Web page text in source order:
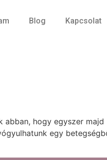
Blog Kapcsolat
abban, hogy egyszer majd
egy